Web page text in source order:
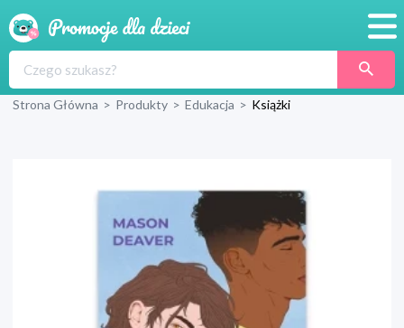
Produkty
Blog
Wyprawka
Strona Główna > Produkty > Edukacja > Książki